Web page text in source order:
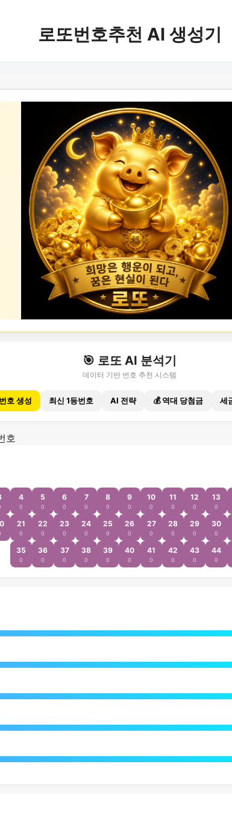
로또번호추천 AI 생성기
🎯 로또 AI 분석기
데이터 기반 번호 추천 시스템
번호 생성 최신 1등번호 AI 전략 💰 역대 당첨금 세
호
4
0
5
0
6
0
7
0
8
0
9
0
10
0
11
0
12
0
13
0
21
0
22
0
23
0
24
0
25
0
26
0
27
0
28
0
29
0
30
0
35
0
36
0
37
0
38
0
39
0
40
0
41
0
42
0
43
0
44
0